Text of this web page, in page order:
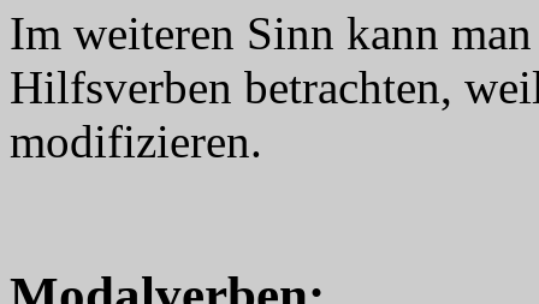
Im weiteren Sinn kann
Hilfsverben betrachten,
modifizieren.